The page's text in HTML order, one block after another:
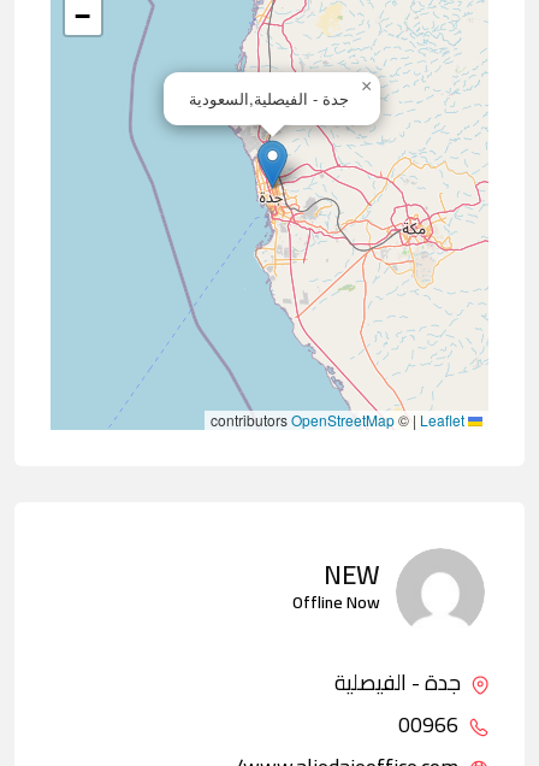
جدة - الفيصلية,السعودية
×
−
|
©
OpenStreetMap
NEW
Offline Now
جدة - الفيصلية